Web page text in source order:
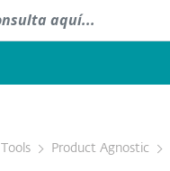
Product Agnostic